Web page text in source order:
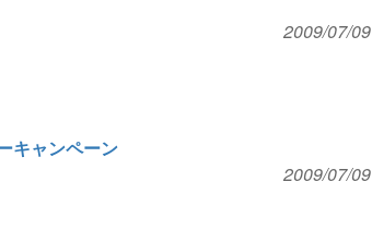
2009/07/09
キャンペーン
2009/07/09